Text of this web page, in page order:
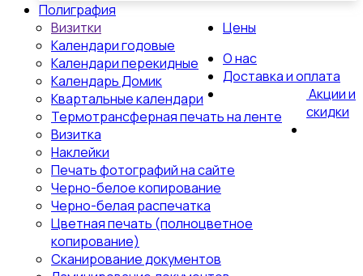
Полиграфия
Визитки
Календари годовые
Календари перекидные
Календарь Домик
Квартальные календари
Термотрансферная печать на ленте
Визитка
Наклейки
Цены
Печать фотографий на сайте
Черно-белое копирование
Черно-белая распечатка
Цветная печать (полноцветное
копирование)
Сканирование документов
О нас
Доставка и оплата
Акции и
скидки